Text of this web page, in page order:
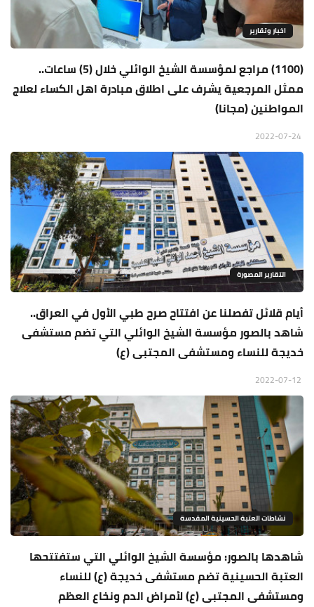
اخبار وتقارير
(1100) مراجع لمؤسسة الشيخ الوائلي خلال (5) ساعات..
ممثل المرجعية يشرف على اطلاق مبادرة اهل الكساء لعلاج
المواطنين (مجانا)
التقارير المصورة
أيام قلائل تفصلنا عن افتتاح صرح طبي الأول في العراق..
شاهد بالصور مؤسسة الشيخ الوائلي التي تضم مستشفى
خديجة للنساء ومستشفى المجتبى (ع)
نشاطات العتبة الحسينية المقدسة
شاهدها بالصور: مؤسسة الشيخ الوائلي التي ستفتتحها
العتبة الحسينية تضم مستشفى خديجة (ع) للنساء
ومستشفى المجتبى (ع) لأمراض الدم ونخاع العظم